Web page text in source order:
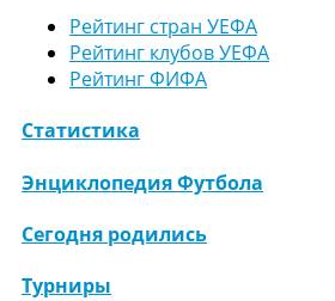
Рейтинг стран УЕФА
Рейтинг клубов УЕФА
Рейтинг ФИФА
Статистика
Энциклопедия Футбола
Сегодня родились
Турниры